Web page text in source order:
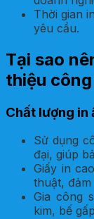
Thời gian
yêu cầu.
Tại sao
thiệu
Chất lượng in
Sử dụng
đại, giúp
Giấy in
thuật,
Gia công
kim, bế